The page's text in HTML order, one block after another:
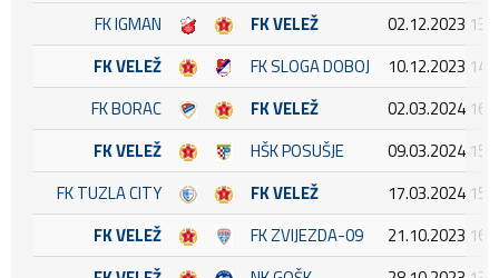
FK IGMAN
FK VELEŽ
02.12.2023
FK VELEŽ
FK SLOGA DOBOJ
10.12.2023
FK BORAC
FK VELEŽ
02.03.2024
FK VELEŽ
HŠK POSUŠJE
09.03.2024
FK TUZLA CITY
FK VELEŽ
17.03.2024
FK VELEŽ
FK ZVIJEZDA-09
21.10.2023